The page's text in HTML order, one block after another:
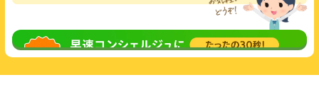
無料相談してみる